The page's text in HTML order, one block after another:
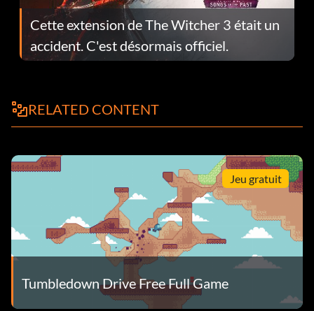
Cette extension de The Witcher 3 était un
accident. C'est désormais officiel.
RELATED CONTENT
Jeu gratuit
Tumbledown Drive Free Full Game